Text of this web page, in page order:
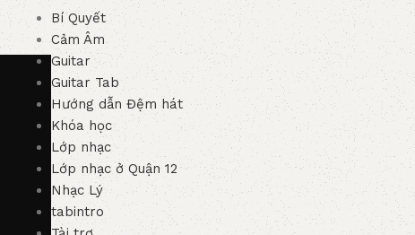
Bí Quyết
Cảm Âm
Guitar
Guitar Tab
Hướng dẫn Đệm hát
Khóa học
Lớp nhạc
Lớp nhạc ở Quận 12
Nhạc Lý
tabintro